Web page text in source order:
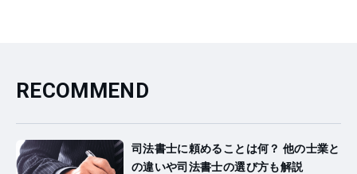
RECOMMEND
司法書士に頼めることは何？ 他の士業と
の違いや司法書士の選び方も解説